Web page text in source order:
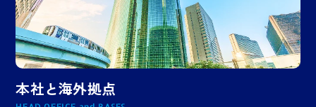
本社と海外拠点